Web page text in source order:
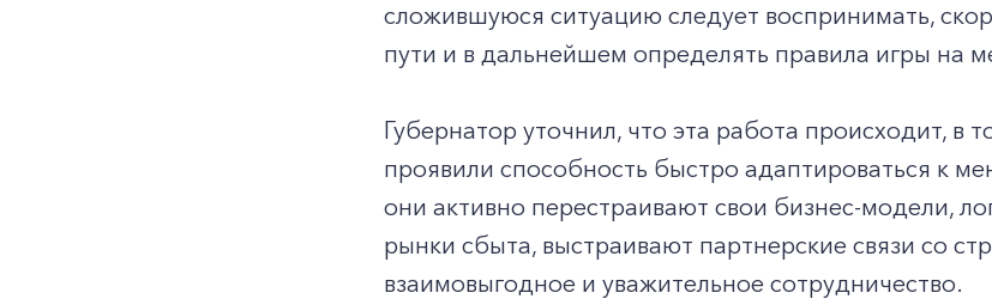
сложившуюся ситуацию следует воспринимать,
пути и в дальнейшем определять правила игры на
Губернатор уточнил, что эта работа происходит, в
проявили способность быстро адаптироваться к
они активно перестраивают свои бизнес-модели,
рынки сбыта, выстраивают партнерские связи со
взаимовыгодное и уважительное сотрудничество.